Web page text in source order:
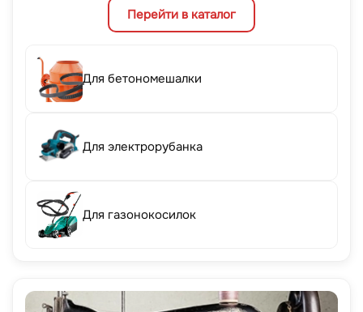
Перейти в каталог
Для бетономешалки
Для электрорубанка
Для газонокосилок